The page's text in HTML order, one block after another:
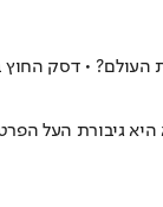
העולם? • דסק
גיבורת העל